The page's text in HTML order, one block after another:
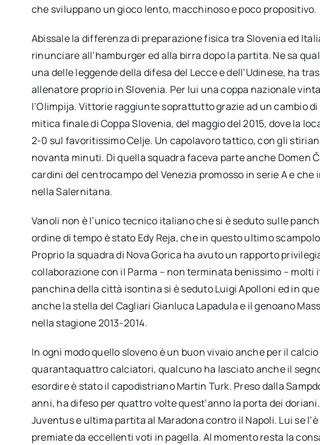
che sviluppano un gioco lento, macchinoso e poco propositivo.
Abissale la differenza di preparazione fisica tra Slovenia ed
rinunciare all’hamburger ed alla birra dopo la partita. Ne sa
una delle leggende della difesa del Lecce e dell’Udinese, ha
allenatore proprio in Slovenia. Per lui una coppa nazionale
l’Olimpija. Vittorie raggiunte soprattutto grazie ad un cambio
mitica finale di Coppa Slovenia, del maggio del 2015, dove la
2-0 sul favoritissimo Celje. Un capolavoro tattico, con gli
novanta minuti. Di quella squadra faceva parte anche Domen
cardini del centrocampo del Venezia promosso in serie A e
nella Salernitana.
Vanoli non è l’unico tecnico italiano che si è seduto sulle
ordine di tempo è stato Edy Reja, che in questo ultimo
Proprio la squadra di Nova Gorica ha avuto un rapporto
collaborazione con il Parma – non terminata benissimo –
panchina della città isontina si è seduto Luigi Apolloni ed in
anche la stella del Cagliari Gianluca Lapadula e il genoano
nella stagione 2013-2014.
In ogni modo quello sloveno è un buon vivaio anche per il
quarantaquattro calciatori, qualcuno ha lasciato anche il
esordire è stato il capodistriano Martin Turk. Preso dalla
anni, ha difeso per quattro volte quest’anno la porta dei
Juventus e ultima partita al Maradona contro il Napoli. Lui se
premiate da eccellenti voti in pagella. Al momento resta la